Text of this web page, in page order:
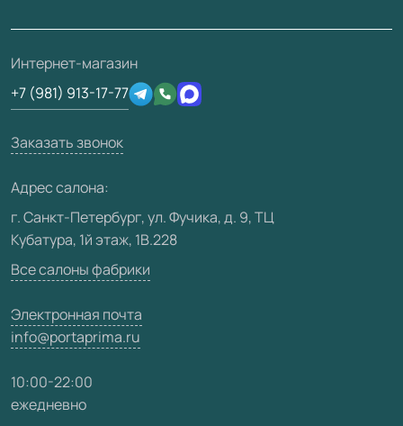
Отзывы клиентов
Техническая информация
Юридическая информация
3D-модели
О фабрике
Сертификаты
Производство
Вакансии
Карта сайта
Интернет-магазин
+7 (981) 913-17-77
Заказать звонок
Адрес салона:
г. Санкт-Петербург, ул. Фучика, д. 9, ТЦ
Кубатура, 1й этаж, 1В.228
Все салоны фабрики
Электронная почта
info@portaprima.ru
10:00-22:00
ежедневно